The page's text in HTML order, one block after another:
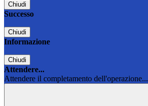
Chiudi
Successo
Chiudi
Informazione
Chiudi
Attendere...
Attendere il completamento dell'operazione...